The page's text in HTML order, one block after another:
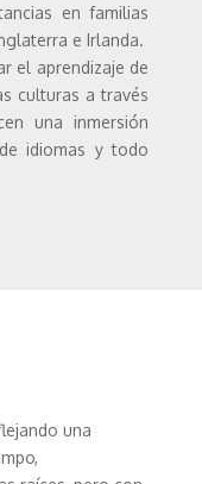
en familias
e Irlanda.
el aprendizaje de
culturas a través
una inmersión
idiomas y todo
una